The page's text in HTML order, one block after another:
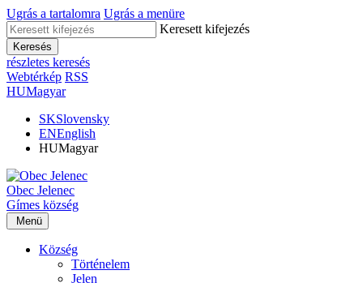
Ugrás a tartalomra Ugrás a menüre
Keresett kifejezés
Keresés
részletes keresés
Webtérkép RSS
HUMagyar
SKSlovensky
ENEnglish
HUMagyar
Obec Jelenec
Gímes község
Menü
Község
Történelem
Jelen